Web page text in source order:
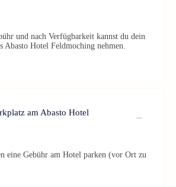
und nach Verfügbarkeit kannst du dein
Abasto Hotel Feldmoching nehmen.
am Abasto Hotel
eine Gebühr am Hotel parken (vor Ort zu